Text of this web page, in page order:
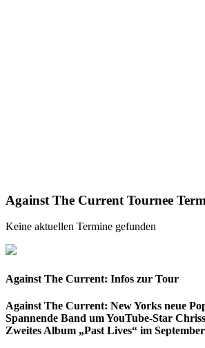
Against The Current Tournee
Keine aktuellen Termine gefunden
Against The Current: Infos zur Tour
Against The Current: New Yorks neue
Spannende Band um YouTube-Star
Zweites Album „Past Lives“ im